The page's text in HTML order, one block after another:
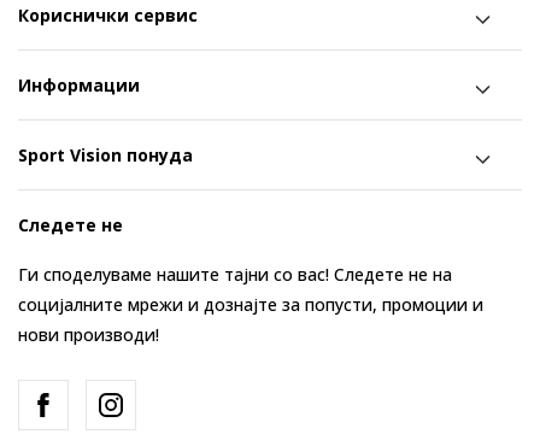
Кориснички сервис
Информации
Sport Vision понуда
Следете не
Ги споделуваме нашите тајни со вас! Следете не на
социјалните мрежи и дознајте за попусти, промоции и
нови производи!